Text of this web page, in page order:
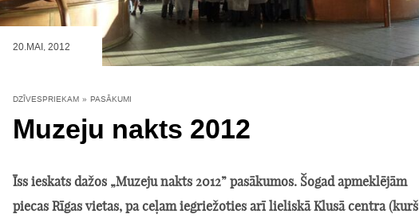
20.MAI, 2012
DZĪVESPRIEKAM » PASĀKUMI
Muzeju nakts 2012
Īss ieskats dažos „Muzeju nakts 2012” pasākumos. Šogad apmeklējām
piecas Rīgas vietas, pa ceļam iegriežoties arī lieliskā Klusā centra (kurš